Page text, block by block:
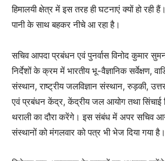
हिमालयी क्षेत्र में इस तरह ही घटनाएं क्यों हो
पानी के साथ बहकर नीचे आ रहा है।
सचिव आपदा प्रबंधन एवं पुनर्वास विनोद कुमार
निर्देशों के क्रम में भारतीय भू-वैज्ञानिक सर्वेक्षण,
संस्थान, राष्ट्रीय जलविज्ञान संस्थान, रुड़की,
एवं प्रबंधन केंद्र, केंद्रीय जल आयोग तथा सिंचाई
थराली का दौरा करेंगे। इस संबंध में अपर सचिव
संस्थानों को मंगलवार को पत्र भी भेज दिया गया है।